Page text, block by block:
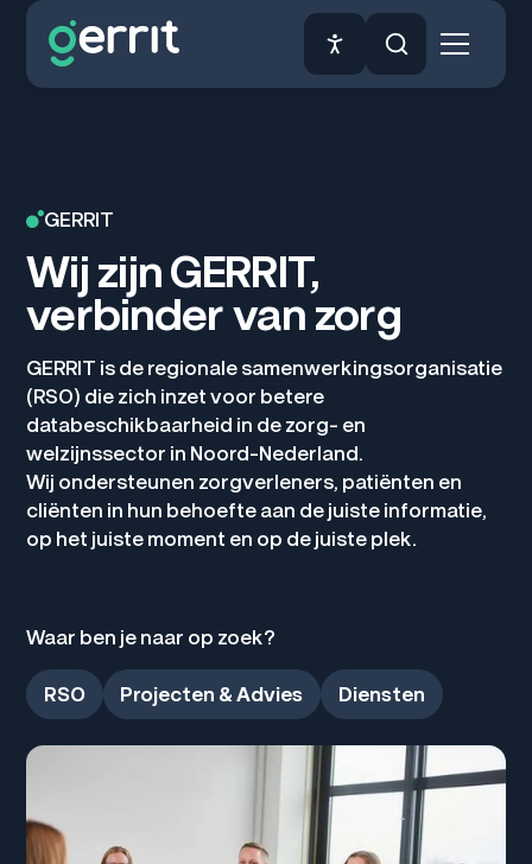
GERRIT
Wij zijn GERRIT,
verbinder van zorg
GERRIT is de regionale samenwerkingsorganisatie
(RSO) die zich inzet voor betere
databeschikbaarheid in de zorg- en
welzijnssector in Noord-Nederland.
Wij ondersteunen zorgverleners, patiënten en
cliënten in hun behoefte aan de juiste informatie,
op het juiste moment en op de juiste plek.
Waar ben je naar op zoek?
RSO Projecten & Advies Diensten